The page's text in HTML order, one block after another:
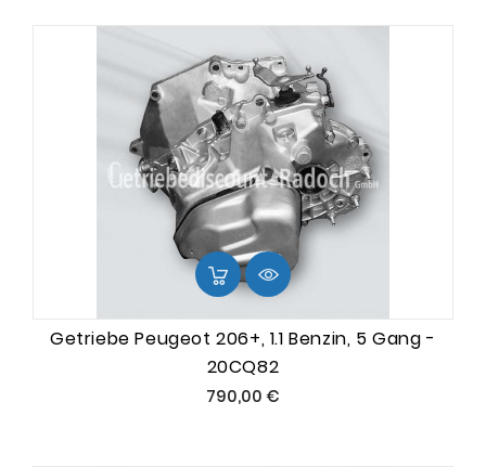
Getriebe Peugeot 206+, 1.1 Benzin, 5 Gang -
20CQ82
790,00 €